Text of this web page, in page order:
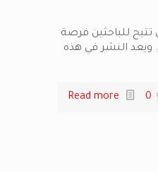
تتيح للباحثين فرصة
ويعد النشر في هذه
0
Read more